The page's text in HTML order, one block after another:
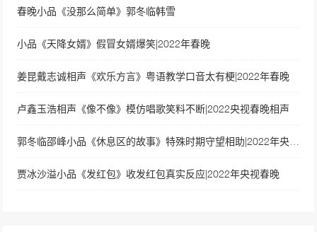
春晚小品《没那么简单》郭冬临韩雪
小品《天降女婿》假冒女婿爆笑|2022年春晚
姜昆戴志诚相声《欢乐方言》粤语教学口音太有梗|2022年春晚
卢鑫玉浩相声《像不像》模仿唱歌笑料不断|2022央视春晚相声
贾冰沙溢小品《发红包》收发红包真实反应|2022年央视春晚